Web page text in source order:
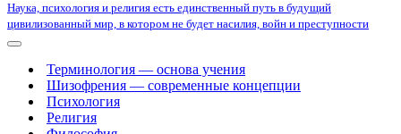
Наука, психология и религия есть единственный путь в будущий
цивилизованный мир, в котором не будет насилия, войн и преступности
Меню
навигацииТерминология — основа учения
Шизофрения — современные концепции
Психология
Религия